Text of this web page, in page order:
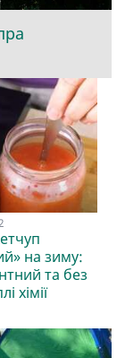
на зиму:
та без
хімії